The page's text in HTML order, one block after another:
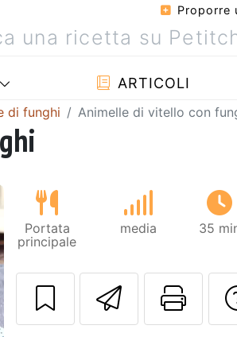
Proporre
ARTICOLI
di funghi Animelle di vitello con
Portata
principale
media 35
Invia